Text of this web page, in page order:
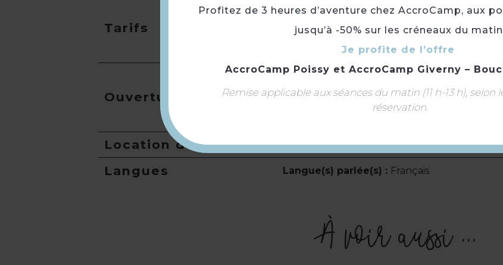
Tarifs
N'hésitez pas à consulter la grille tarifaire
Complément :N'hésitez pas à consulter la
activité et lieu de résidence : https://
Ouverture
N'hésitez pas à consulter les horaires
: https://www.piscine-aqualude.fr/
Location de salles
Langues
Langue(s) parlée(s) : Français
À voir aussi ...
Profitez de 3 heures d’aventure chez AccroCamp, aux
jusqu’à -50% sur les créneaux du
Je profite de l’offre
AccroCamp Poissy et AccroCamp Giverny –
Remise applicable aux séances du matin (11 h-13 h), selon
réservation.